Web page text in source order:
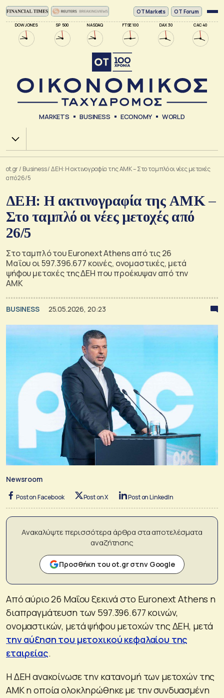
DOW JONES SP 500 NASDAQ FTSE 100 DAX 30 CAC 40
ΟΤ Markets OT Forum
MARKETS BUSINESS ECONOMY WORLD
Χ.Α.
ot.gr/ Business/ΔΕΗ: Η ακτινογραφία της ΑΜΚ – Στο ταμπλό οι νέες μετοχές
από 26/5
ΔΕΗ: Η ακτινογραφία της ΑΜΚ –
Στο ταμπλό οι νέες μετοχές από
26/5
Στο ταμπλό του Euronext Athens από τις 26
Μαΐου οι 597.396.677 κοινές, ονομαστικές, μετά
ψήφου μετοχές της ΔΕΗ που προέκυψαν από την
ΑΜΚ
BUSINESS 25.05.2026, 20:23
Newsroom
Post on Facebook Post on X Post on LinkedIn
Ανακαλύψτε περισσότερα άρθρα στα αποτελέσματα
αναζήτησης
Προσθήκη του ot.gr στην Google
Από αύριο 26 Μαΐου ξεκινά στο Euronext Athens η
διαπραγμάτευση των 597.396.677 κοινών,
ονομαστικών, μετά ψήφου μετοχών της ΔΕΗ, μετά
την αύξηση του μετοχικού κεφαλαίου της
εταιρείας.
Η ΔΕΗ ανακοίνωσε την κατανομή των μετοχών της
ΑΜΚ η οποία ολοκληρώθηκε με την συνδυασμένη